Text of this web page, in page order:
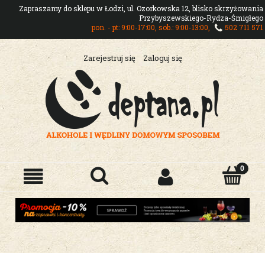
Zapraszamy do sklepu w Łodzi, ul. Ozorkowska 12, blisko skrzyżowania
Przybyszewskiego-Rydza-Śmigłego
pon. - pt: 9:00-17:00, sob.: 9:00-13:00,
502 711 571
Zarejestruj się Zaloguj się